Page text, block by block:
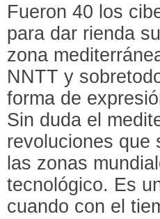
Fueron 40 los
para dar rienda
zona
NNTT y
forma de
Sin duda el
revoluciones que
las zonas
tecnológico. Es
cuando con el